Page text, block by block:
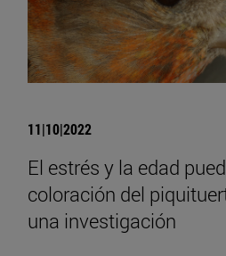
11|10|2022
El estrés y la edad
coloración del
una investigación